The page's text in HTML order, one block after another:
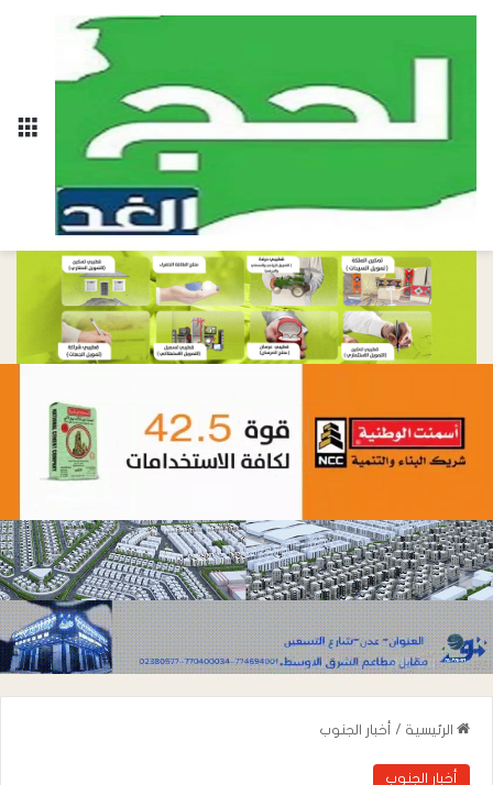
الرئيسية / أخبار الجنوب
أخبار الجنوب